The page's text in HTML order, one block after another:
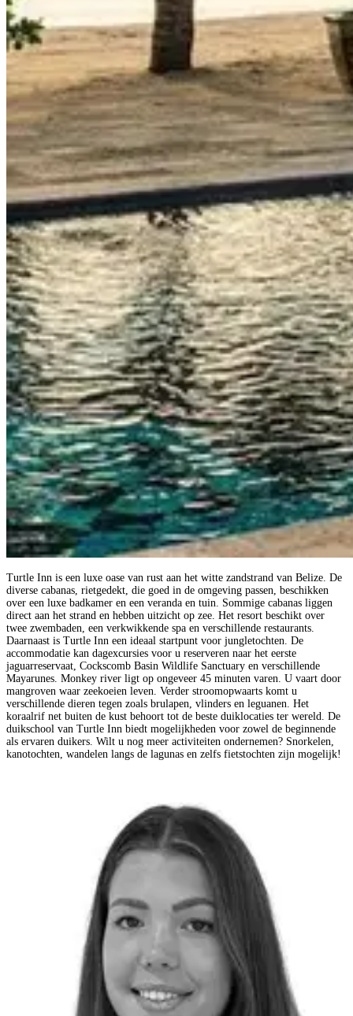
Turtle Inn is een luxe oase van rust aan het witte zandstrand van Belize. De
diverse cabanas, rietgedekt, die goed in de omgeving passen, beschikken
over een luxe badkamer en een veranda en tuin. Sommige cabanas liggen
direct aan het strand en hebben uitzicht op zee. Het resort beschikt over
twee zwembaden, een verkwikkende spa en verschillende restaurants.
Daarnaast is Turtle Inn een ideaal startpunt voor jungletochten. De
accommodatie kan dagexcursies voor u reserveren naar het eerste
jaguarreservaat, Cockscomb Basin Wildlife Sanctuary en verschillende
Mayarunes. Monkey river ligt op ongeveer 45 minuten varen. U vaart door
mangroven waar zeekoeien leven. Verder stroomopwaarts komt u
verschillende dieren tegen zoals brulapen, vlinders en leguanen. Het
koraalrif net buiten de kust behoort tot de beste duiklocaties ter wereld. De
duikschool van Turtle Inn biedt mogelijkheden voor zowel de beginnende
als ervaren duikers. Wilt u nog meer activiteiten ondernemen? Snorkelen,
kanotochten, wandelen langs de lagunas en zelfs fietstochten zijn mogelijk!